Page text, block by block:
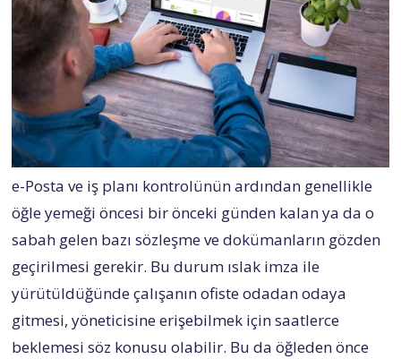
e-Posta ve iş planı kontrolünün ardından genellikle
öğle yemeği öncesi bir önceki günden kalan ya da o
sabah gelen bazı sözleşme ve dokümanların gözden
geçirilmesi gerekir. Bu durum ıslak imza ile
yürütüldüğünde çalışanın ofiste odadan odaya
gitmesi, yöneticisine erişebilmek için saatlerce
beklemesi söz konusu olabilir. Bu da öğleden önce